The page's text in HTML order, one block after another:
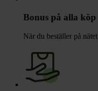
Bonus på alla köp
När du beställer på nätet